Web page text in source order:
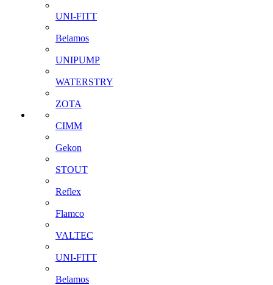
UNI-FITT
Belamos
UNIPUMP
WATERSTRY
ZOTA
CIMM
Gekon
STOUT
Reflex
Flamco
VALTEC
UNI-FITT
Belamos